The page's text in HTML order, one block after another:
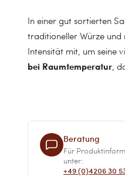
In einer gut sortierten
traditioneller Würze und
Intensität mit, um seine
bei Raumtemperatur,
Beratung
Für
unter:
+49 (0)4206 30